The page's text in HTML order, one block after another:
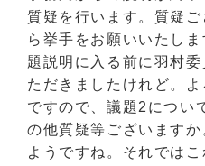
質疑を行います。質疑
ら挙手をお願いいたし
題説明に入る前に羽村
ただきましたけれど。
ですので、議題2につい
の他質疑等ございます
ようですね。それでは